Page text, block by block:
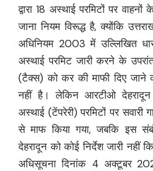
द्वारा 18 अस्थाई परमिटों पर
जाना नियम विरूद्ध है, क्योंकि
अधिनियम 2003 में उल्लिखित
अस्थाई परमिट जारी करने के
(टैक्स) को कर की माफी दिए जाने
नहीं है। लेकिन आरटीओ देहरादून
अस्थाई (टेंपरेरी) परमिटों पर
से माफ किया गया, जबकि इस
देहरादून को कोई निर्देश जारी नहीं
अधिसूचना दिनांक 4 अक्टूबर